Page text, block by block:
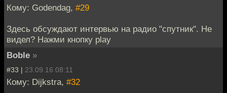
Кому: Godendag, #29
Здесь обсуждают интервью на радио "спутник". Не
видел? Нажми кнопку play
Boble »
#33 | 23.09.16 08:11
Кому: Dijkstra, #32